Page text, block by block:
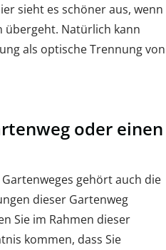
sieht es schöner aus, wenn
übergeht. Natürlich kann
als optische Trennung von
oder einen
gehört auch die
dieser Gartenweg
Sie im Rahmen dieser
kommen, dass Sie